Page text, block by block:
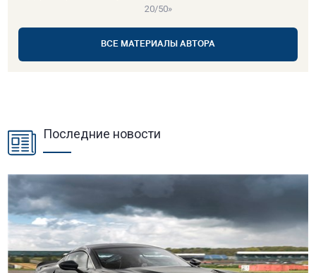
20/50»
ВСЕ МАТЕРИАЛЫ АВТОРА
Последние новости